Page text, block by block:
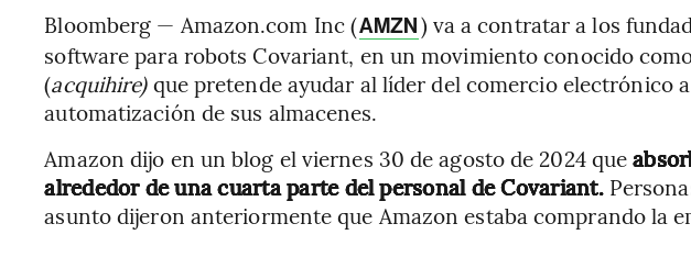
Bloomberg — Amazon.com Inc (AMZN) va a contratar a los
software para robots Covariant, en un movimiento conocido
(acquihire)que pretende ayudar al líder del comercio electrónico
automatización de sus almacenes.
Amazon dijo en un blog el viernes 30 de agosto de 2024 que
alrededor de una cuarta parte del personal de Covariant.
asunto dijeron anteriormente que Amazon estaba comprando la